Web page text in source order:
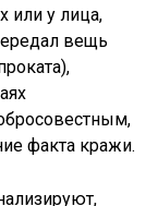
или у лица,
вещь
факта кражи.